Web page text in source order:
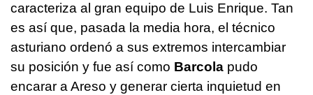
caracteriza al gran equipo de Luis Enrique. Tan
es así que, pasada la media hora, el técnico
asturiano ordenó a sus extremos intercambiar
su posición y fue así como Barcola pudo
encarar a Areso y generar cierta inquietud en